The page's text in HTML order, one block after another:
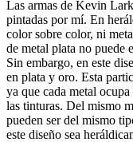
Las armas de Kevin
pintadas por mí. En
color sobre color, ni
de metal plata no puede
Sin embargo, en este
en plata y oro. Esta
ya que cada metal
las tinturas. Del mismo
pueden ser del mismo
este diseño sea